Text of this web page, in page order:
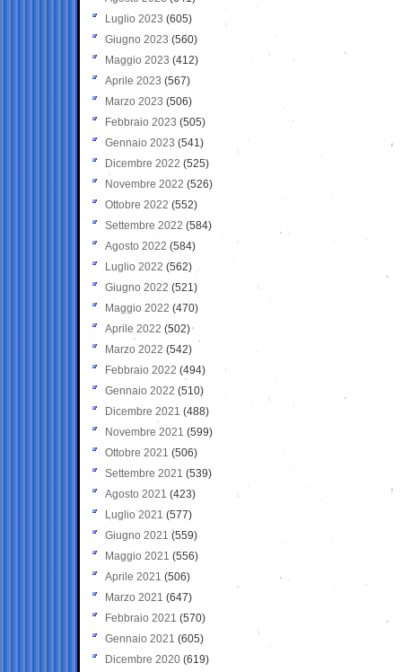
Luglio 2023 (605)
Giugno 2023 (560)
Maggio 2023 (412)
Aprile 2023 (567)
Marzo 2023 (506)
Febbraio 2023 (505)
Gennaio 2023 (541)
Dicembre 2022 (525)
Novembre 2022 (526)
Ottobre 2022 (552)
Settembre 2022 (584)
Agosto 2022 (584)
Luglio 2022 (562)
Giugno 2022 (521)
Maggio 2022 (470)
Aprile 2022 (502)
Marzo 2022 (542)
Febbraio 2022 (494)
Gennaio 2022 (510)
Dicembre 2021 (488)
Novembre 2021 (599)
Ottobre 2021 (506)
Settembre 2021 (539)
Agosto 2021 (423)
Luglio 2021 (577)
Giugno 2021(559)
Maggio 2021 (556)
Aprile 2021 (506)
Marzo 2021 (647)
Febbraio 2021 (570)
Gennaio 2021 (605)
Dicembre 2020 (619)